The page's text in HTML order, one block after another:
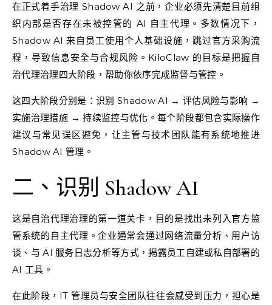
在正式着手治理 Shadow AI 之前，企业必须先清楚目前组
织内部是否存在未被控管的 AI 自主代理。多数情况下，
Shadow AI 来自员工使用个人基础设施，跳过官方采购流
程，导致信息安全与合规风险。KiloClaw 的目标是把握自
治代理治理四大阶段，帮助你依序完成监督与管控。
这四大阶段分别是：识别 Shadow AI → 评估风险与影响 →
实施治理措施 → 持续监控与优化。每个阶段都包含实际操作
建议与常见误区避免，让主管与技术团队能有系统地推进
Shadow AI 管理。
二、识别 Shadow AI
这是自治代理治理的第一道关卡，目的是找出未列入官方监
管系统的自主代理。企业通常会通过网络流量分析、用户访
谈、与 AI 服务日志分析等方式，揭露员工自建或私自部署的
AI 工具。
在此阶段，IT 管理员与安全团队往往会感受到压力，担心是